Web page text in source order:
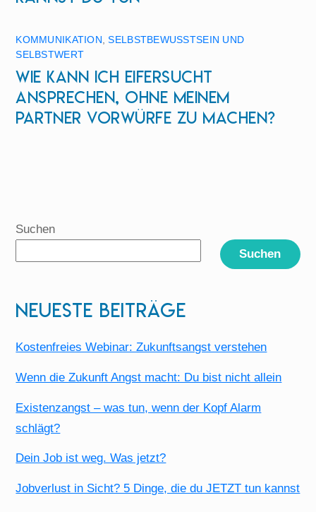
KOMMUNIKATION ,SELBSTBEWUSSTSEIN UND
SELBSTWERT
Wie kann ich Eifersucht
ansprechen, ohne meinem
Partner Vorwürfe zu machen?
Suchen
Suchen
Neueste Beiträge
Kostenfreies Webinar: Zukunftsangst verstehen
Wenn die Zukunft Angst macht: Du bist nicht allein
Existenzangst – was tun, wenn der Kopf Alarm
schlägt?
Dein Job ist weg. Was jetzt?
Jobverlust in Sicht? 5 Dinge, die du JETZT tun kannst